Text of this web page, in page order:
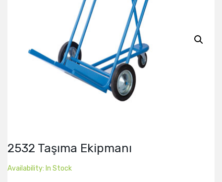
2532 Taşıma Ekipmanı
Availability: In Stock